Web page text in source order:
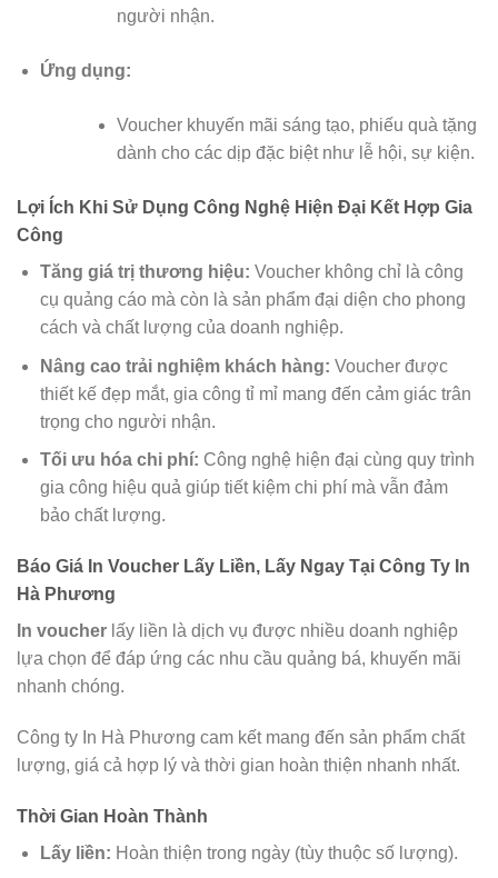
người nhận.
Ứng dụng:
Voucher khuyến mãi sáng tạo, phiếu quà tặng
dành cho các dịp đặc biệt như lễ hội, sự kiện.
Lợi Ích Khi Sử Dụng Công Nghệ Hiện Đại Kết Hợp Gia
Công
Tăng giá trị thương hiệu: Voucher không chỉ là công
cụ quảng cáo mà còn là sản phẩm đại diện cho phong
cách và chất lượng của doanh nghiệp.
Nâng cao trải nghiệm khách hàng: Voucher được
thiết kế đẹp mắt, gia công tỉ mỉ mang đến cảm giác trân
trọng cho người nhận.
Tối ưu hóa chi phí: Công nghệ hiện đại cùng quy trình
gia công hiệu quả giúp tiết kiệm chi phí mà vẫn đảm
bảo chất lượng.
Báo Giá In Voucher Lấy Liền, Lấy Ngay Tại Công Ty In
Hà Phương
In voucher lấy liền là dịch vụ được nhiều doanh nghiệp
lựa chọn để đáp ứng các nhu cầu quảng bá, khuyến mãi
nhanh chóng.
Công ty In Hà Phương cam kết mang đến sản phẩm chất
lượng, giá cả hợp lý và thời gian hoàn thiện nhanh nhất.
Thời Gian Hoàn Thành
Lấy liền: Hoàn thiện trong ngày (tùy thuộc số lượng).